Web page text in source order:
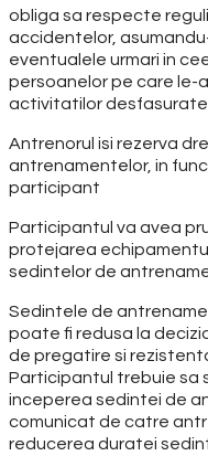
obliga sa respecte
accidentelor,
eventualele urmari in
persoanelor pe care le-
activitatilor desfasurate.
Antrenorul isi rezerva
antrenamentelor, in
participant
Participantul va avea
protejarea
sedintelor de
Sedintele de
poate fi redusa la
de pregatire si
Participantul trebuie sa
inceperea sedintei de
comunicat de catre
reducerea duratei